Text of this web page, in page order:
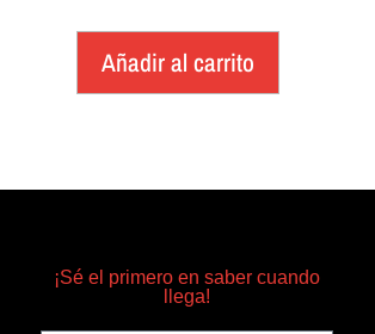
Añadir al carrito
¡Sé el primero en saber cuando
llega!